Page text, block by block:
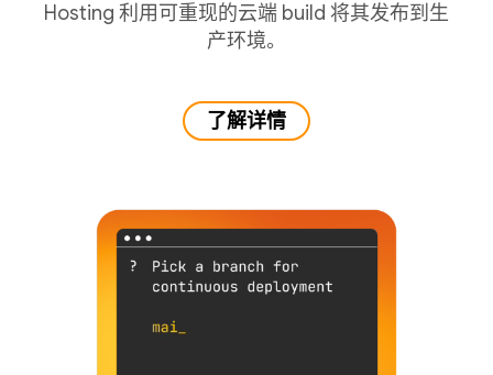
Hosting 利用可重现的云端 build 将其发布到生
产环境。
了解详情